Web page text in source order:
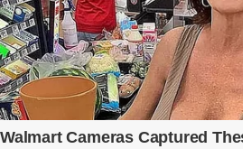
còn là người đàn ông của ngày đầu.
cũng dối trá và lạnh lùng. Gần đây, anh
đêm không về. Và rồi, trong một bữa
xuống bàn ly n...